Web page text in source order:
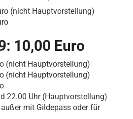
(nicht Hauptvorstellung)
10,00 Euro
(nicht Hauptvorstellung)
(nicht Hauptvorstellung)
22.00 Uhr (Hauptvorstellung)
mit Gildepass oder für